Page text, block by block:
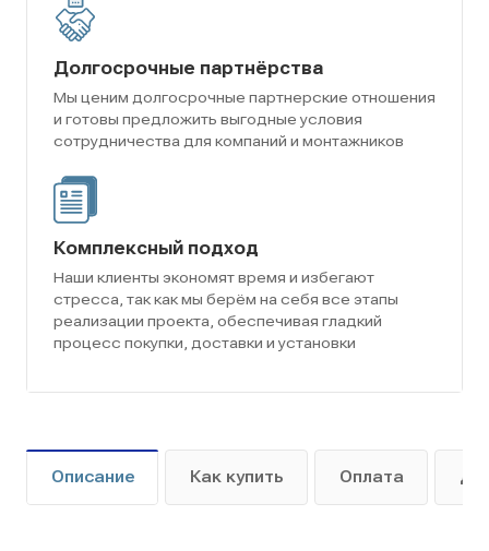
Долгосрочные партнёрства
Мы ценим долгосрочные партнерские отношения
и готовы предложить выгодные условия
сотрудничества для компаний и монтажников
Комплексный подход
Наши клиенты экономят время и избегают
стресса, так как мы берём на себя все этапы
реализации проекта, обеспечивая гладкий
процесс покупки, доставки и установки
Описание Как купить Оплата